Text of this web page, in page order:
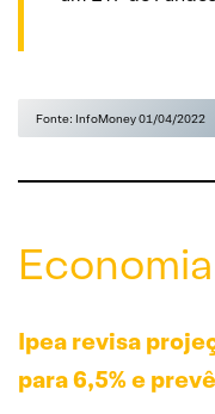
Fonte: InfoMoney 01/04/2022
Economia
Ipea revisa
para 6,5% e